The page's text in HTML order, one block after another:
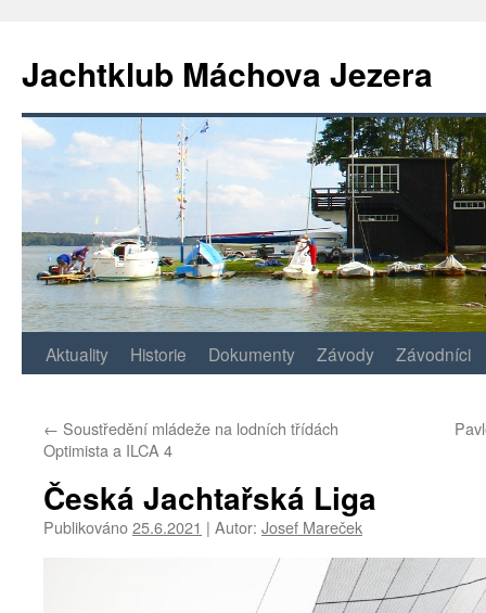
Jachtklub Máchova Jezera
Přejít
obsahu
Aktuality Historie Dokumenty Závody Závodníci
← Soustředění mládeže na lodních třídách
Optimista a ILCA 4
Česká Jachtařská Liga
Publikováno25.6.2021 | Autor: Josef Mareček